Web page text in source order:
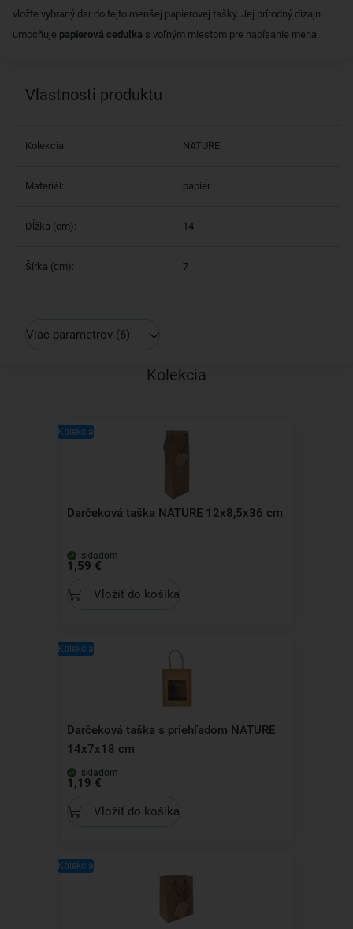
vložte vybraný dar do tejto menšej papierovej tašky. Jej prírodný dizajn
umocňuje papierová ceduľka s voľným miestom pre napísanie mena.
Vlastnosti produktu
Kolekcia: NATURE
Materiál: papier
Dĺžka (cm): 14
Šírka (cm): 7
Viac parametrov (6)
Kolekcia
Kolekcia
Darčeková taška NATURE 12x8,5x36 cm
skladom
1,59 €
Vložiť do košíka
Kolekcia
Darčeková taška s priehľadom NATURE
14x7x18 cm
skladom
1,19 €
Vložiť do košíka
Kolekcia